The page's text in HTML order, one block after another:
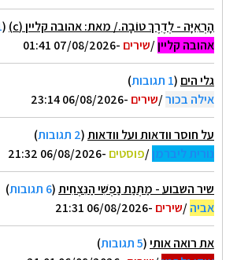
הָרְאִיָּה - לְדֶרֶךְ טוֹבָה./ מאת: אהובה קליין (c) (
1
אהובה קליין/שירים -07/08/2026 01:41
גלי הים (1 תגובות
)
אילה בכור/שירים -06/08/2026 23:14
על חוסר וודאות ועל וודאות(2 תגובות
)
נורית ליברמן/פוסטים -06/08/2026 21:32
שיר השבוע - מַתְּנַת נַפְשִׁי הַנִּצְחִית(6 תגובות
)
אביה/שירים -06/08/2026 21:31
את רואה אותי(5 תגובות
)